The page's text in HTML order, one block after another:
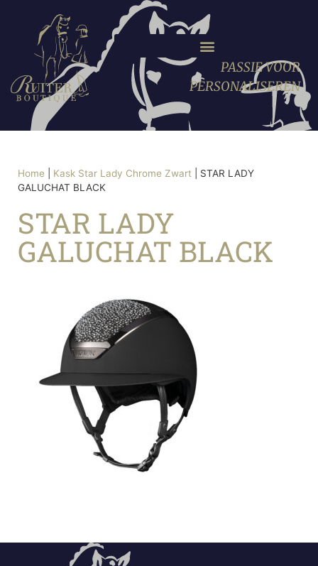
PASSIE VOOR
PERSONALISEREN
Home Kask Star Lady Chrome Zwart
STAR LADY
GALUCHAT BLACK
STAR LADY
GALUCHAT BLACK